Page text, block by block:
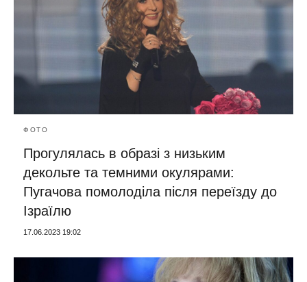
ФОТО
Прогулялась в образі з низьким
декольте та темними окулярами:
Пугачова помолоділа після переїзду до
Ізраїлю
17.06.2023 19:02